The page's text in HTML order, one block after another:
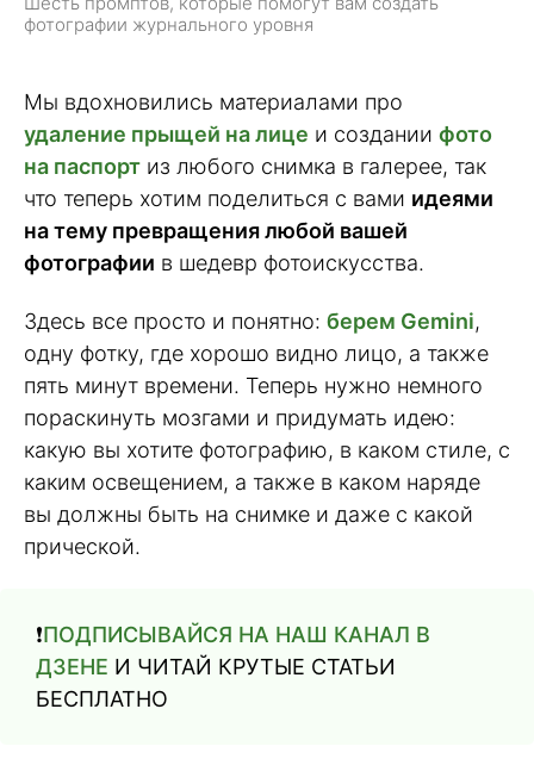
фотографии журнального уровня
Мы вдохновились материалами про
удаление прыщей на лице и создании фото
на паспорт из любого снимка в галерее, так
что теперь хотим поделиться с вами идеями
на тему превращения любой вашей
фотографии в шедевр фотоискусства.
Здесь все просто и понятно: берем Gemini,
одну фотку, где хорошо видно лицо, а также
пять минут времени. Теперь нужно немного
пораскинуть мозгами и придумать идею:
какую вы хотите фотографию, в каком стиле, с
каким освещением, а также в каком наряде
вы должны быть на снимке и даже с какой
прической.
❗️ПОДПИСЫВАЙСЯ НА НАШ КАНАЛ В
ДЗЕНЕ И ЧИТАЙ КРУТЫЕ СТАТЬИ
БЕСПЛАТНО